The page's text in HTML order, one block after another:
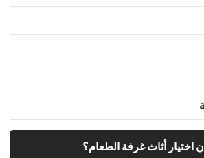
اختيار أثاث غرفة الطعام؟